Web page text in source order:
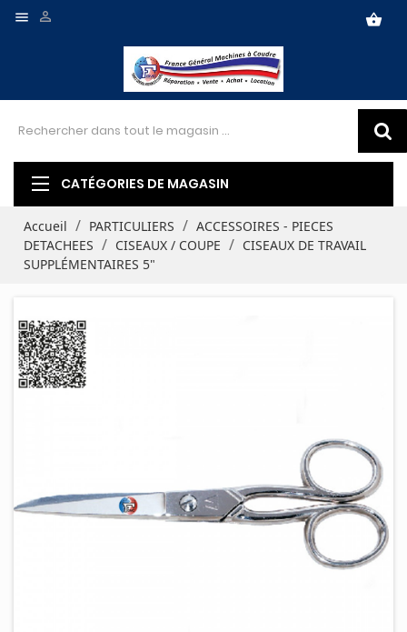
 shopping_basket

CATÉGORIES DE MAGASIN
Accueil PARTICULIERS
ACCESSOIRES - PIECES
DETACHEES
CISEAUX / COUPE
CISEAUX DE TRAVAIL
SUPPLÉMENTAIRES 5"